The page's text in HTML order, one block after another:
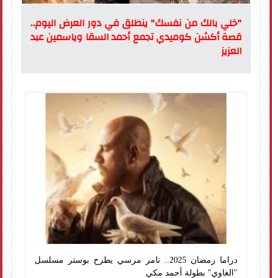
"خلي بالك من نفسك" ينطلق في دور العرض اليوم..
قصة أكشن كوميدي تجمع أحمد السقا وياسمين عبد
العزيز
دراما رمضان 2025.. تامر مرسي يطرح بوستر مسلسل
"الغاوي" بطولة أحمد مكي